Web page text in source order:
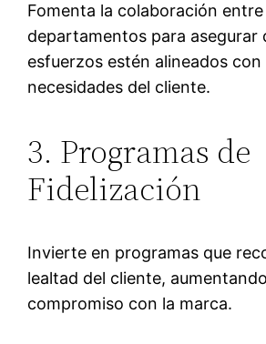
Fomenta la colaboración entre
departamentos para asegurar
esfuerzos estén alineados con
necesidades del cliente.
3. Programas de
Fidelización
Invierte en programas que
lealtad del cliente,
compromiso con la marca.